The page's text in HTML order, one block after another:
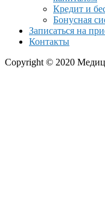
Кредит и
Бонусная
Записаться на
Контакты
Copyright © 2020